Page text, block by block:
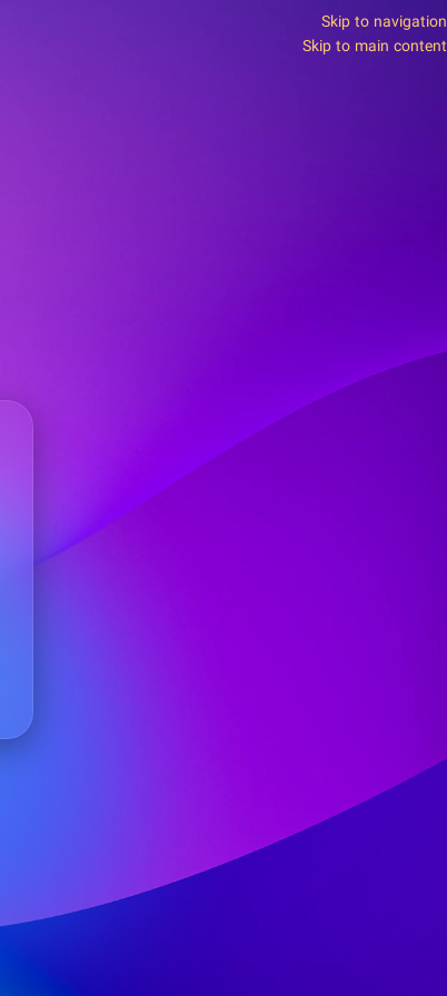
Skip to navigation
Skip to main content